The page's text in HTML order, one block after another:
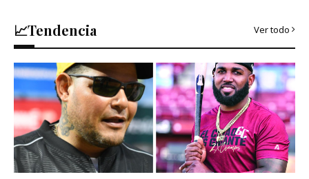
📈Tendencia Ver todo